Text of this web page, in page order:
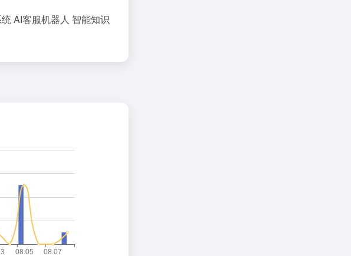
AI客服机器人 智能知识